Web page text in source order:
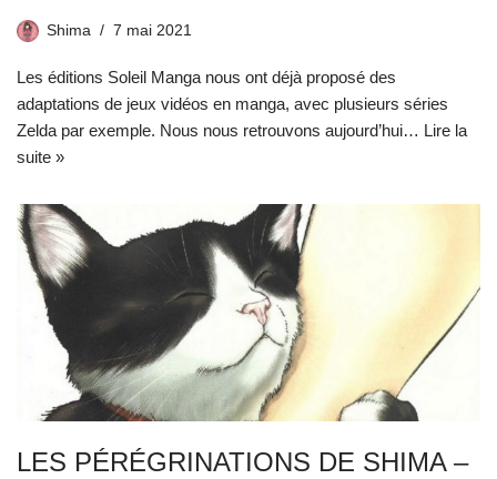
Shima 7 mai 2021
Les éditions Soleil Manga nous ont déjà proposé des
adaptations de jeux vidéos en manga, avec plusieurs séries
Zelda par exemple. Nous nous retrouvons aujourd’hui… Lire la
suite »
LES PÉRÉGRINATIONS DE SHIMA –